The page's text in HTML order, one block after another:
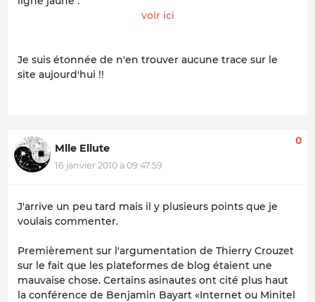
voir ici
Je suis étonnée de n'en trouver aucune trace sur le
site aujourd'hui !!
Mlle Ellute
16 janvier 2010 à 09:47:59
0
J'arrive un peu tard mais il y plusieurs points que je
voulais commenter.
Premièrement sur l'argumentation de Thierry Crouzet
sur le fait que les plateformes de blog étaient une
mauvaise chose. Certains asinautes ont cité plus haut
la conférence de Benjamin Bayart «Internet ou Minitel